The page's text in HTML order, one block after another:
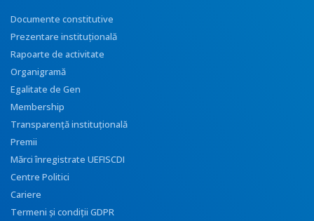
Documente constitutive
Prezentare instituţională
Rapoarte de activitate
Organigramă
Egalitate de Gen
Membership
Transparenţă instituţională
Premii
Mărci înregistrate UEFISCDI
Centre Politici
Cariere
Termeni și condiții GDPR